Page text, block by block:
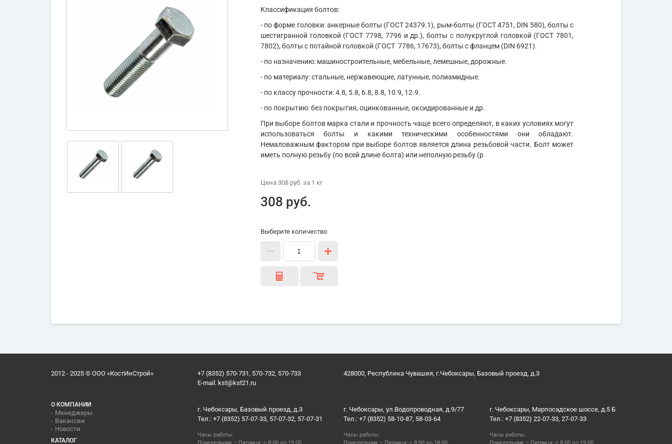
Классификация болтов:
- по форме головки: анкерные болты (ГОСТ 24379.1), рым-болты (ГОСТ 4751, DIN 580), болты с
шестигранной головкой (ГОСТ 7798, 7796 и др.), болты с полукруглой головкой (ГОСТ 7801,
7802), болты с потайной головкой (ГОСТ 7786, 17673), болты с фланцем (DIN 6921).
- по назначению: машиностроительные, мебельные, лемешные, дорожные.
- по материалу: стальные, нержавеющие, латунные, полиамидные.
- по классу прочности: 4.8, 5.8, 6.8, 8.8, 10.9, 12.9.
- по покрытию: без покрытия, оцинкованные, оксидированные и др.
При выборе болтов марка стали и прочность чаще всего определяют, в каких условиях могут
использоваться болты и какими техническими особенностями они обладают.
Немаловажным фактором при выборе болтов является длина резьбовой части. Болт может
иметь полную резьбу (по всей длине болта) или неполную резьбу (р
Цена 308 руб.за 1 кг
308 руб.
Выберите количество
2012 - 2025 © ООО «КостИнСтрой»
+7 (8352) 570-731, 570-732, 570-733
E-mail: kst@kst21.ru
428000, Республика Чувашия, г.Чебоксары, Базовый проезд, д.3
О КОМПАНИИ
Менеджеры
Вакансии
Новости
КАТАЛОГ
г. Чебоксары, Базовый проезд, д.3
Тел.: +7 (8352) 57-07-33, 57-07-32, 57-07-31
Часы работы:
г. Чебоксары, ул.Водопроводная, д.9/77
Тел.: +7 (8352) 58-10-87, 58-03-64
Часы работы:
г. Чебоксары, Марпосадское шоссе, д.5 Б
Тел.: +7 (8352) 22-07-33, 27-07-33
Часы работы: